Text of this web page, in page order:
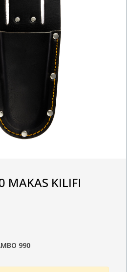
MAKAS KILIFI
990